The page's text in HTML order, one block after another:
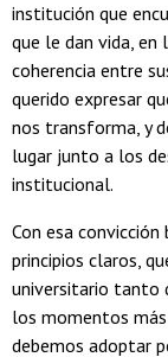
institución que
que le dan vida, en
coherencia entre
querido expresar
nos transforma, y
lugar junto a los
institucional.
Con esa
principios claros,
universitario tanto
los momentos
debemos adoptar